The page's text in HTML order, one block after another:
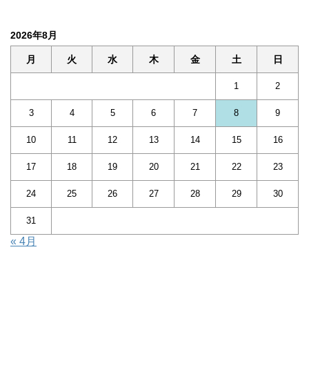
2026年8月
月 火 水 木 金 土 日
1 2
3 4 5 6 7 8 9
10 11 12 13 14 15 16
17 18 19 20 21 22 23
24 25 26 27 28 29 30
31
« 4月